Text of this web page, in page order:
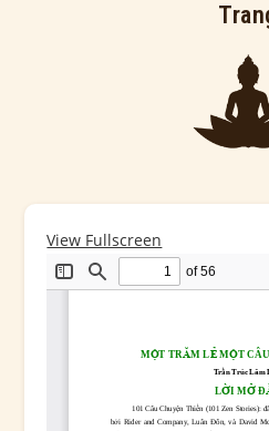
View Fullscreen